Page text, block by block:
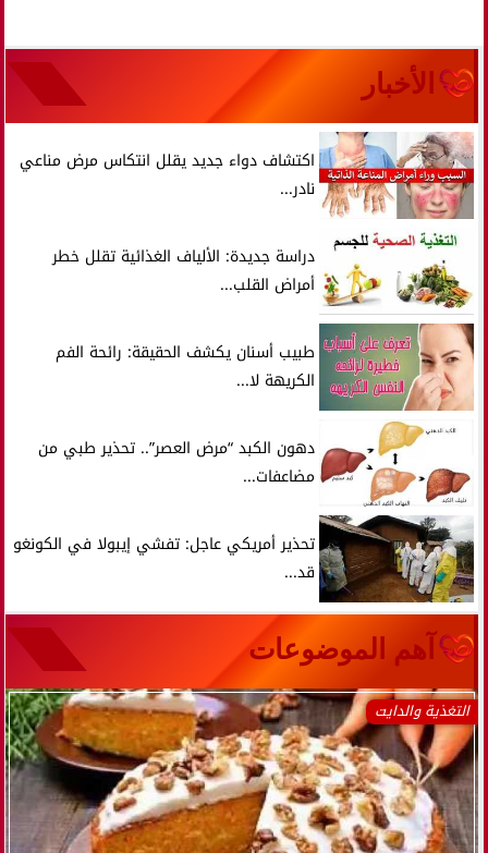
الأخبار
اكتشاف دواء جديد يقلل انتكاس مرض مناعي
نادر...
دراسة جديدة: الألياف الغذائية تقلل خطر
أمراض القلب...
طبيب أسنان يكشف الحقيقة: رائحة الفم
الكريهة لا...
دهون الكبد “مرض العصر”.. تحذير طبي من
مضاعفات...
تحذير أمريكي عاجل: تفشي إيبولا في الكونغو
قد...
آهم الموضوعات
التغذية والدايت